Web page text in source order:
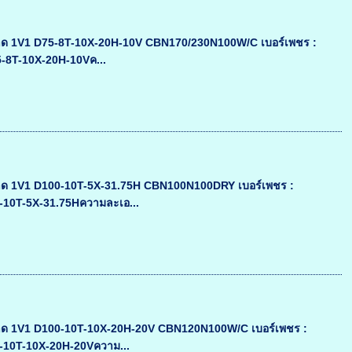
D75-8T-10X-20H-10V CBN170/230N100W/C เบอร์เพชร :
10X-20H-10Vค...
D100-10T-5X-31.75H CBN100N100DRY เบอร์เพชร :
5X-31.75Hความละเอ...
D100-10T-10X-20H-20V CBN120N100W/C เบอร์เพชร :
10X-20H-20Vความ...